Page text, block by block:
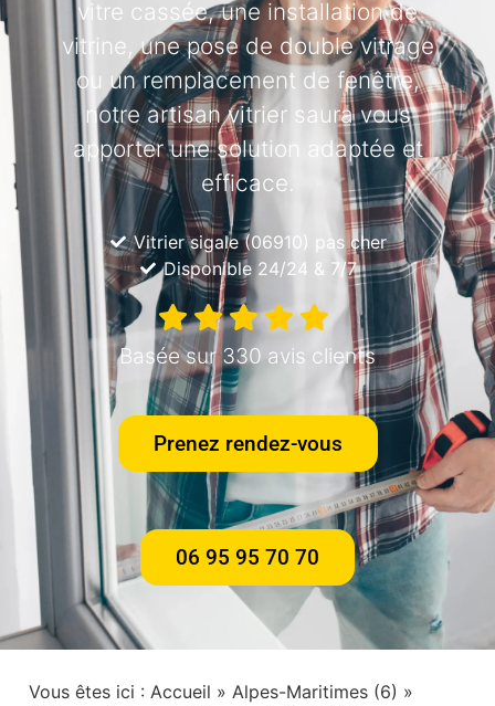
vitre cassée, une installation de
vitrine, une pose de double vitrage
ou un remplacement de fenêtre,
notre artisan vitrier saura vous
apporter une solution adaptée et
efficace.
Vitrier sigale (06910) pas cher
Disponible 24/24 & 7/7
Basée sur 330 avis clients
Prenez rendez-vous
06 95 95 70 70
Vous êtes ici : Accueil » Alpes-Maritimes (6) »